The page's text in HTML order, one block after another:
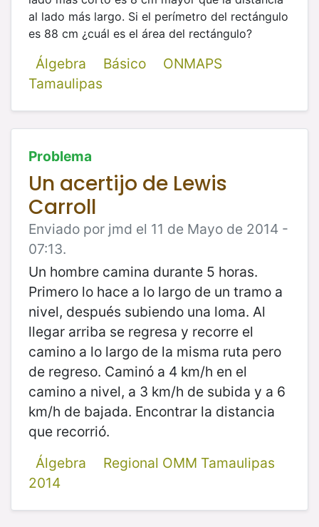
al lado más largo. Si el perímetro del rectángulo
es 88 cm ¿cuál es el área del rectángulo?
Álgebra Básico
ONMAPS
Tamaulipas
Problema
Un acertijo de Lewis
Carroll
Enviado por jmd el 11 de Mayo de 2014 -
07:13.
Un hombre camina durante 5 horas.
Primero lo hace a lo largo de un tramo a
nivel, después subiendo una loma. Al
llegar arriba se regresa y recorre el
camino a lo largo de la misma ruta pero
de regreso. Caminó a 4 km/h en el
camino a nivel, a 3 km/h de subida y a 6
km/h de bajada. Encontrar la distancia
que recorrió.
Álgebra
Regional OMM Tamaulipas
2014